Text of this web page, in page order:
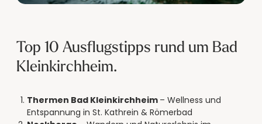
Top 10 Ausflugstipps rund um Bad
Kleinkirchheim.
Thermen Bad Kleinkirchheim – Wellness und
Entspannung in St. Kathrein & Römerbad